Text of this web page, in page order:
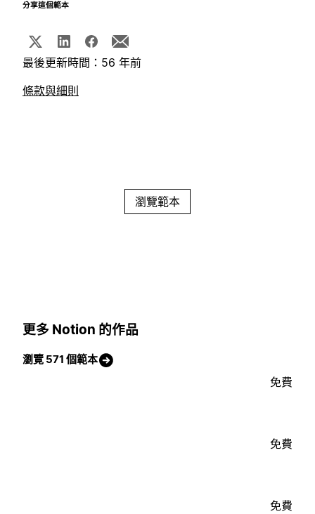
分享這個範本
最後更新時間：56 年前
條款與細則
瀏覽範本
更多 Notion 的作品
瀏覽 571 個範本
免費
免費
免費